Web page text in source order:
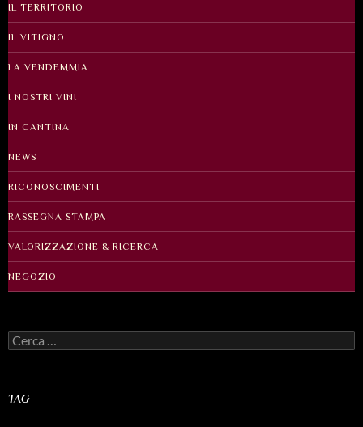
IL TERRITORIO
IL VITIGNO
LA VENDEMMIA
I NOSTRI VINI
IN CANTINA
NEWS
RICONOSCIMENTI
RASSEGNA STAMPA
VALORIZZAZIONE & RICERCA
NEGOZIO
Ricerca
per:
TAG